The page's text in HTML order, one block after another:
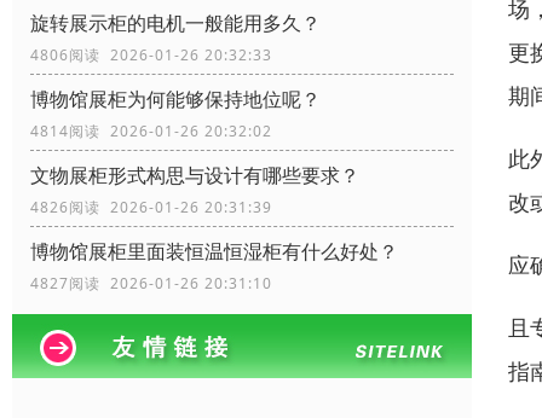
旋转展示柜的电机一般能用多久？
4806阅读 2026-01-26 20:32:33
博物馆展柜为何能够保持地位呢？
4814阅读 2026-01-26 20:32:02
文物展柜形式构思与设计有哪些要求？
4826阅读 2026-01-26 20:31:39
博物馆展柜里面装恒温恒湿柜有什么好处？
4827阅读 2026-01-26 20:31:10
场
更
期
此
改
应
且
指